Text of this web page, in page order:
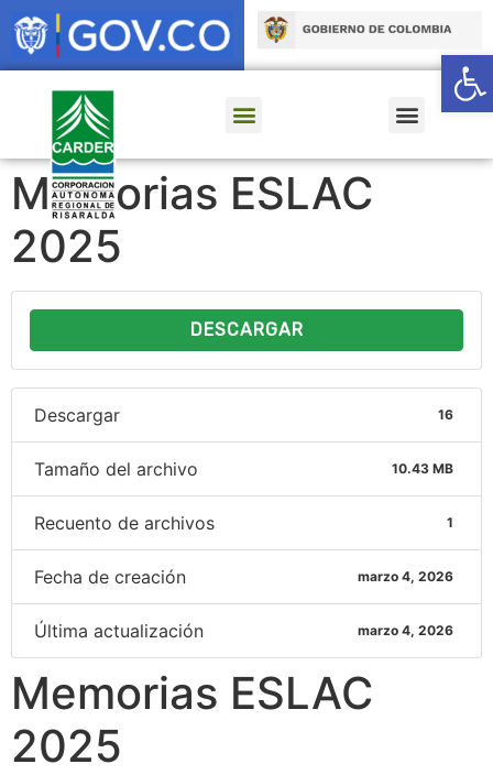
Memorias ESLAC
2025
DESCARGAR
Descargar 16
Tamaño del archivo 10.43 MB
Recuento de archivos 1
Fecha de creación marzo 4, 2026
Última actualización marzo 4, 2026
Memorias ESLAC
2025